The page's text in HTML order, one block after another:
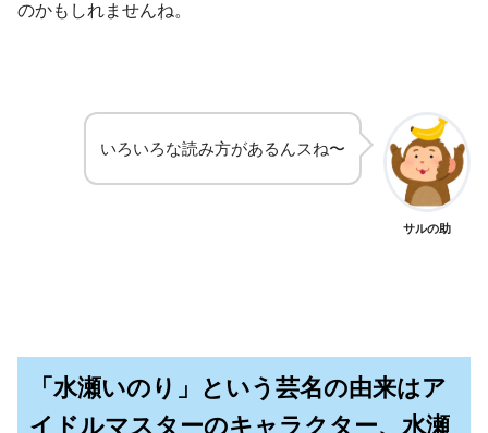
のかもしれませんね。
いろいろな読み方があるんスね〜
サルの助
「水瀬いのり」という芸名の由来はア
イドルマスターのキャラクター、水瀬